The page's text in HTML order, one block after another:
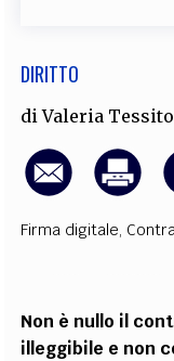
DIRITTO
diValeria
Firma digitale,
Non è nullo il
illeggibile e non